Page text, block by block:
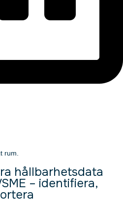
rum.
hållbarhetsdata
– identifiera,